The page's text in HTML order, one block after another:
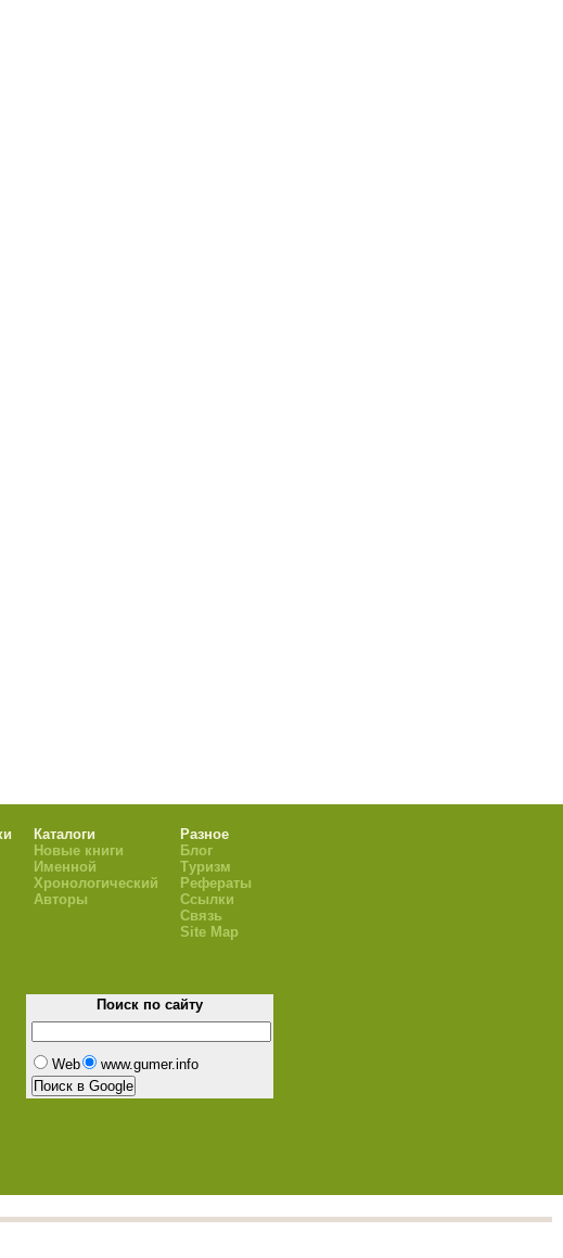
Каталоги
Новые книги
Именной
Хронологический
Авторы
Разное
Блог
Туризм
Рефераты
Ссылки
Связь
Site Map
Поиск по сайту
Web www.gumer.info